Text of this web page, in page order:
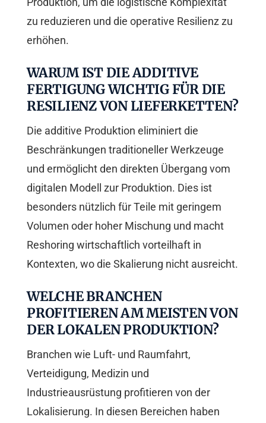
zu reduzieren und die operative Resilienz zu
erhöhen.
WARUM IST DIE ADDITIVE
FERTIGUNG WICHTIG FÜR DIE
RESILIENZ VON LIEFERKETTEN?
Die additive Produktion eliminiert die
Beschränkungen traditioneller Werkzeuge
und ermöglicht den direkten Übergang vom
digitalen Modell zur Produktion. Dies ist
besonders nützlich für Teile mit geringem
Volumen oder hoher Mischung und macht
Reshoring wirtschaftlich vorteilhaft in
Kontexten, wo die Skalierung nicht ausreicht.
WELCHE BRANCHEN
PROFITIEREN AM MEISTEN VON
DER LOKALEN PRODUKTION?
Branchen wie Luft- und Raumfahrt,
Verteidigung, Medizin und
Industrieausrüstung profitieren von der
Lokalisierung. In diesen Bereichen haben